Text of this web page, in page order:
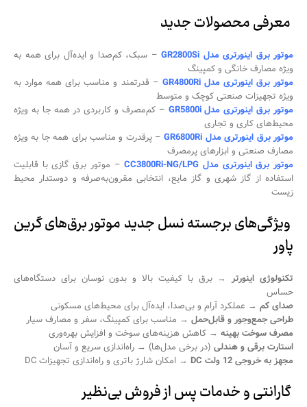
معرفی محصولات جدید
موتور برق اینورتری مدل GR2800Si
– سبک، کم‌صدا و ایده‌آل برای همه به
ویژه مصارف خانگی و کمپینگ
موتور برق اینورتری مدل GR4800Ri
– قدرتمند و مناسب برای همه موارد به
ویژه تجهیزات صنعتی کوچک و متوسط
موتور برق اینورتری مدل GR5800i
– کم‌مصرف و کاربردی در همه جا به ویژه
محیط‌های کاری و تجاری
موتور برق اینورتری مدل GR6800Ri
– پرقدرت و مناسب برای همه جا به ویژه
مصارف صنعتی و ابزارهای پرمصرف
موتور برق اینورتری مدل CC3800Ri-NG/LPG
– موتور برق گازی با قابلیت
استفاده از گاز شهری و گاز مایع، انتخابی مقرون‌به‌صرفه و دوستدار محیط
زیست
ویژگی‌های برجسته نسل جدید موتور برق‌های گرین
پاور
تکنولوژی اینورتر→ برق با کیفیت بالا و بدون نوسان برای دستگاه‌های
حساس
صدای کم → عملکرد آرام و بی‌صدا، ایده‌آل برای محیط‌های مسکونی
طراحی جمع‌وجور و قابل‌حمل → مناسب برای کمپینگ، سفر و مصارف سیار
مصرف سوخت بهینه → کاهش هزینه‌های سوخت و افزایش بهره‌وری
استارت برقی و هندلی (در برخی مدل‌ها) → راه‌اندازی سریع و آسان
مجهز به خروجی 12 ولت
→ امکان شارژ باتری و راه‌اندازی تجهیزات DC
️گارانتی و خدمات پس از فروش بی‌نظیر